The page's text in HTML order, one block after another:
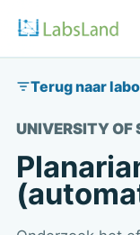
Terug naar
UNIVERSITY OF